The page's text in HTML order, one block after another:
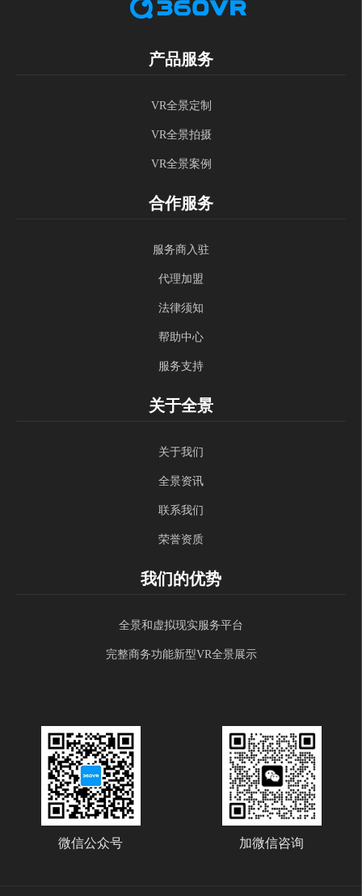
产品服务
VR全景定制
VR全景拍摄
VR全景案例
合作服务
服务商入驻
代理加盟
法律须知
帮助中心
服务支持
关于全景
关于我们
全景资讯
联系我们
荣誉资质
我们的优势
全景和虚拟现实服务平台
完整商务功能新型VR全景展示
微信公众号 加微信咨询